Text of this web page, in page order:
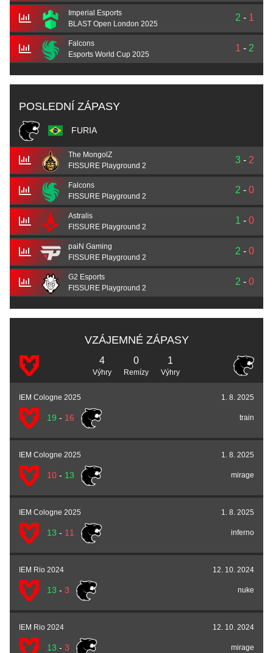
Imperial Esports
BLAST Open London 2025
2 - 1
Falcons
Esports World Cup 2025
1 - 2
POSLEDNÍ ZÁPASY
FURIA
The MongolZ
FISSURE Playground 2
3 - 2
Falcons
FISSURE Playground 2
2 - 0
Astralis
FISSURE Playground 2
1 - 0
paiN Gaming
FISSURE Playground 2
2 - 0
G2 Esports
FISSURE Playground 2
2 - 0
VZÁJEMNÉ ZÁPASY
4
Výhry
0
Remízy
1
Výhry
IEM Cologne 2025 1. 8. 2025
19 - 16 train
IEM Cologne 2025 1. 8. 2025
10- 13 mirage
IEM Cologne 2025 1. 8. 2025
13 - 11 inferno
IEM Rio 2024 12. 10. 2024
13 - 3 nuke
IEM Rio 2024 12. 10. 2024
13 - 3 mirage